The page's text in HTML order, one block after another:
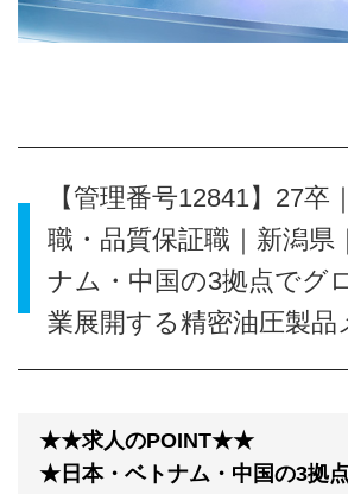
【管理番号12841】27卒
職・品質保証職｜新潟県
ナム・中国の3拠点でグ
業展開する精密油圧製品
★★求人のPOINT★★
★日本・ベトナム・中国の3拠